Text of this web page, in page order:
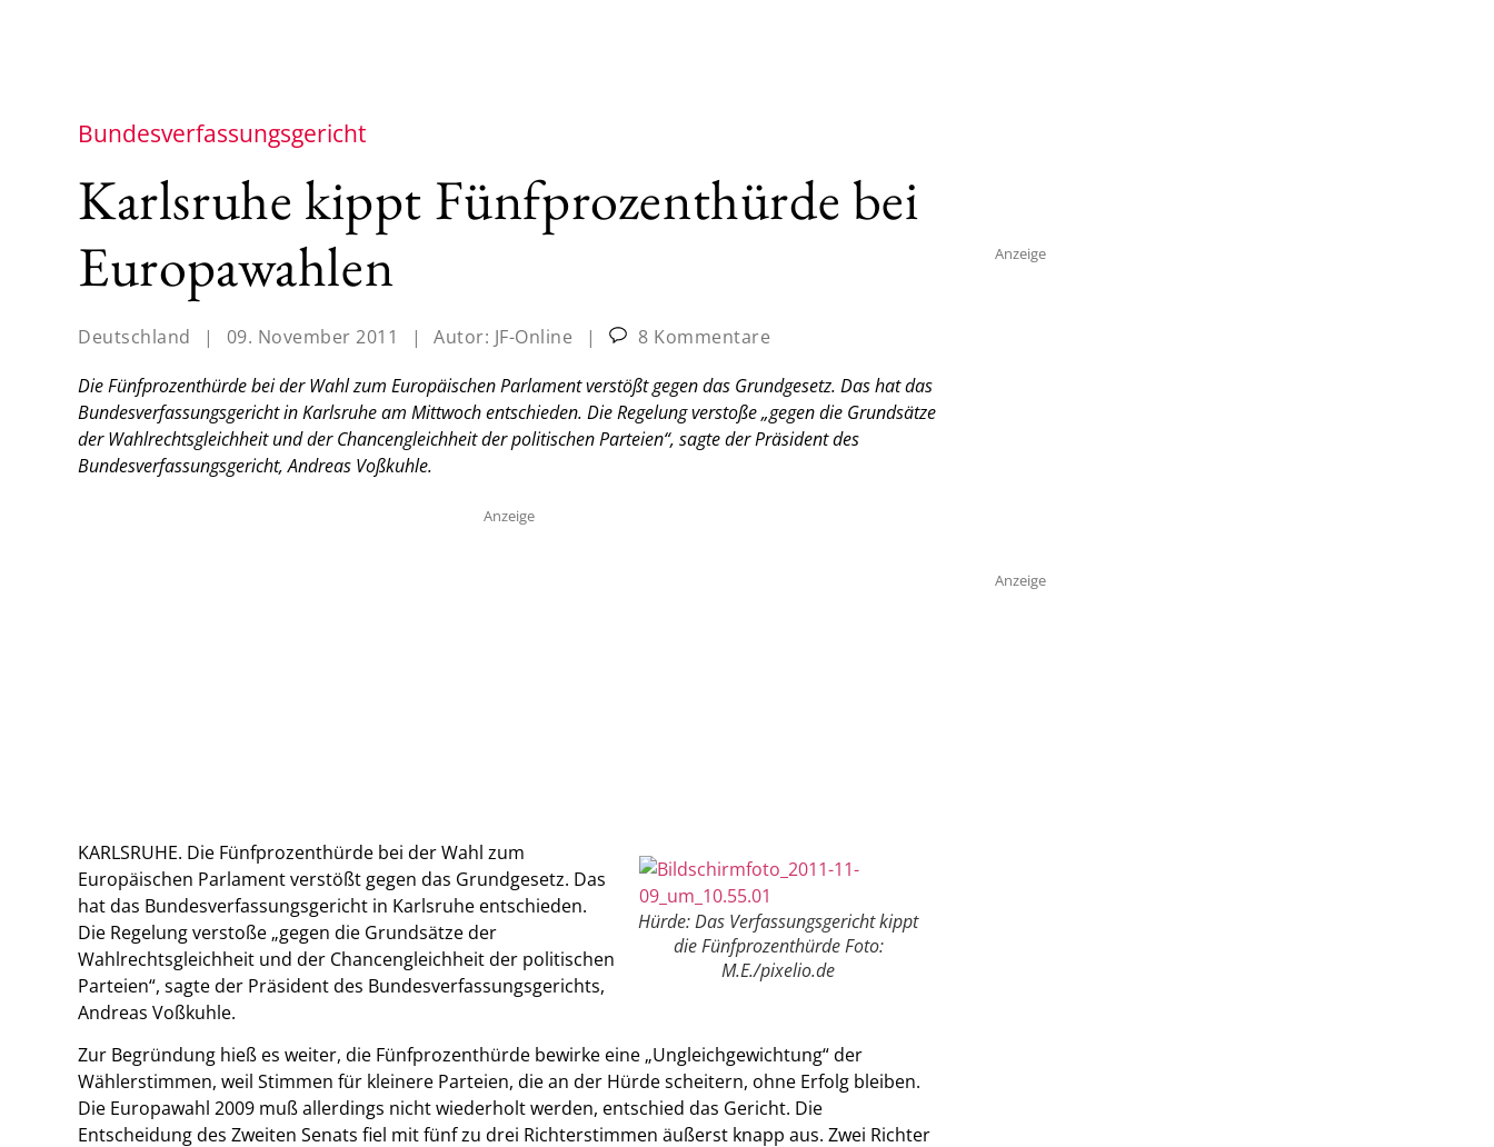
Bundesverfassungsgericht
Karlsruhe kippt Fünfprozenthürde bei
Europawahlen
Deutschland | 09. November 2011 | Autor: JF-Online |
8 Kommentare
Die Fünfprozenthürde bei der Wahl zum Europäischen Parlament verstößt gegen das Grundgesetz. Das hat das
Bundesverfassungsgericht in Karlsruhe am Mittwoch entschieden. Die Regelung verstoße „gegen die Grundsätze
der Wahlrechtsgleichheit und der Chancengleichheit der politischen Parteien“, sagte der Präsident des
Bundesverfassungsgericht, Andreas Voßkuhle.
Anzeige
Hürde: Das Verfassungsgericht kippt
die Fünfprozenthürde Foto:
M.E./pixelio.de
KARLSRUHE. Die Fünfprozenthürde bei der Wahl zum
Europäischen Parlament verstößt gegen das Grundgesetz. Das
hat das Bundesverfassungsgericht in Karlsruhe entschieden.
Die Regelung verstoße „gegen die Grundsätze der
Wahlrechtsgleichheit und der Chancengleichheit der politischen
Parteien“, sagte der Präsident des Bundesverfassungsgerichts,
Andreas Voßkuhle.
Zur Begründung hieß es weiter, die Fünfprozenthürde bewirke eine „Ungleichgewichtung“ der
Wählerstimmen, weil Stimmen für kleinere Parteien, die an der Hürde scheitern, ohne Erfolg bleiben.
Die Europawahl 2009 muß allerdings nicht wiederholt werden, entschied das Gericht. Die
Entscheidung des Zweiten Senats fiel mit fünf zu drei Richterstimmen äußerst knapp aus. Zwei Richter
Anzeige
Anzeige